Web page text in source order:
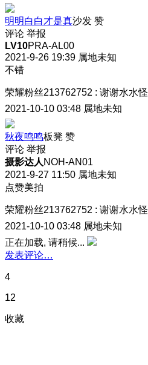
明明白白才是真沙发 赞
评论 举报
LV10PRA-AL00
2021-9-26 19:39 属地未知
不错
荣耀粉丝213762752 : 谢谢水水怪
2021-10-10 03:48 属地未知
秋夜鸣鸣板凳 赞
评论 举报
摄影达人 NOH-AN01
2021-9-27 11:50 属地未知
点赞美拍
荣耀粉丝213762752 : 谢谢水水怪
2021-10-10 03:48 属地未知
正在加载, 请稍候...
发表评论…
4
12
收藏